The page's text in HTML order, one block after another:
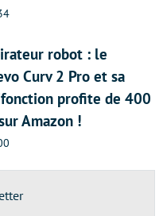
robot : le
Curv 2 Pro et sa
profite de 400
Amazon !